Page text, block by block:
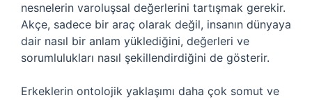
nesnelerin varoluşsal değerlerini tartışmak gerekir.
Akçe, sadece bir araç olarak değil, insanın dünyaya
dair nasıl bir anlam yüklediğini, değerleri ve
sorumlulukları nasıl şekillendirdiğini de gösterir.
Erkeklerin ontolojik yaklaşımı daha çok somut ve